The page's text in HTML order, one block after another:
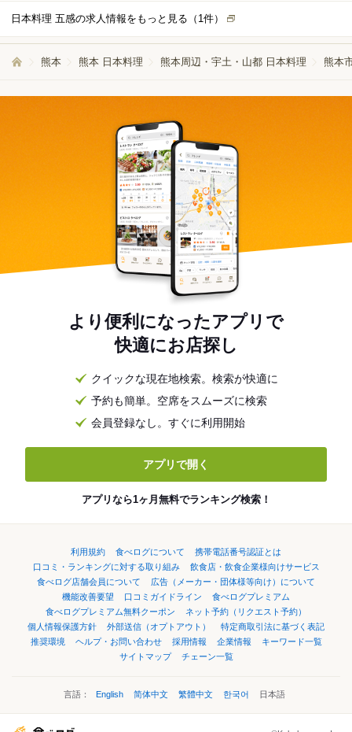
したい方、独立を目指している方も歓迎します。 熊本県内外はもちろん、海
外からのお客様も多くご来店されるため、高いレベルの日本料理と接客を学
日本料理 五感の求人情報をもっと見る（ 1件）
熊本 熊本 日本料理 熊本周辺・宇土・山都 日本料理 熊本
より便利になったアプリで
快適にお店探し
クイックな現在地検索。検索が快適に
予約も簡単。空席をスムーズに検索
会員登録なし。すぐに利用開始
アプリで開く
アプリなら1ヶ月無料でランキング検索！
利用規約 食べログについて
携帯電話番号認証とは
口コミ・ランキングに対する取り組み
飲食店・飲食企業様向けサービス
食べログ店舗会員について
広告（メーカー・団体様等向け）について
機能改善要望
口コミガイドライン
食べログプレミアム
食べログプレミアム無料クーポン
ネット予約（リクエスト予約）
個人情報保護方針
外部送信（オプトアウト）
特定商取引法に基づく表記
推奨環境
ヘルプ・お問い合わせ 採用情報 企業情報
キーワード一覧
サイトマップ
チェーン一覧
言語： English 简体中文 繁體中文 한국어 日本語